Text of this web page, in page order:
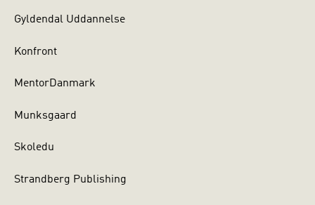
Gyldendal Uddannelse
Konfront
MentorDanmark
Munksgaard
Skoledu
Strandberg Publishing